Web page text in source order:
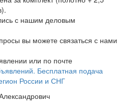
с нашим деловым
вы можете связаться с нами
или по почте